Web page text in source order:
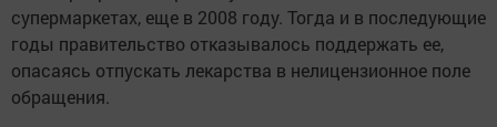
супермаркетах, еще в 2008 году. Тогда и в последующие
годы правительство отказывалось поддержать ее,
опасаясь отпускать лекарства в нелицензионное поле
обращения.